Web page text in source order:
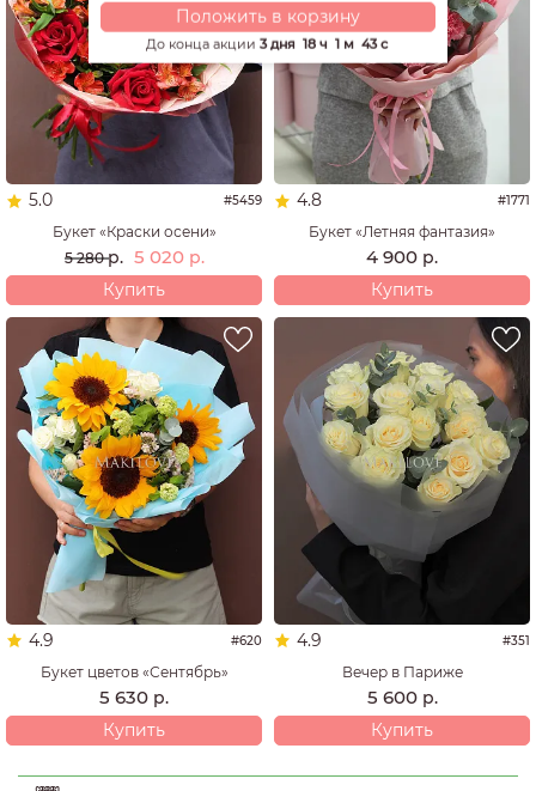
5.0 #5459
Букет «Краски осени»
5 280р. 5 020 р.
Купить
4.8 #1771
Букет «Летняя фантазия»
4 900 р.
Купить
4.9 #620
Букет цветов «Сентябрь»
5 630 р.
Купить
4.9 #351
Вечер в Париже
5 600 р.
Купить
Положить в корзину
До конца акции 3 дня 18 ч 1 м 42 с